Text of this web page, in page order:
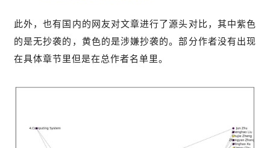
此外，也有国内的网友对文章进行了源头对比，其中紫色
的是无抄袭的，黄色的是涉嫌抄袭的。部分作者没有出现
在具体章节里但是在总作者名单里。